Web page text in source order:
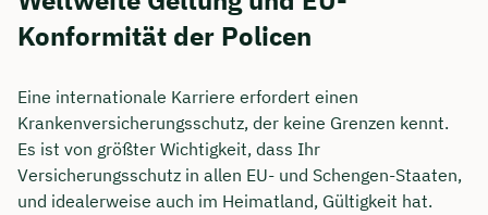
Konformität der Policen
Eine internationale Karriere erfordert einen
Krankenversicherungsschutz, der keine Grenzen kennt.
Es ist von größter Wichtigkeit, dass Ihr
Versicherungsschutz in allen EU- und Schengen-Staaten,
und idealerweise auch im Heimatland, Gültigkeit hat.